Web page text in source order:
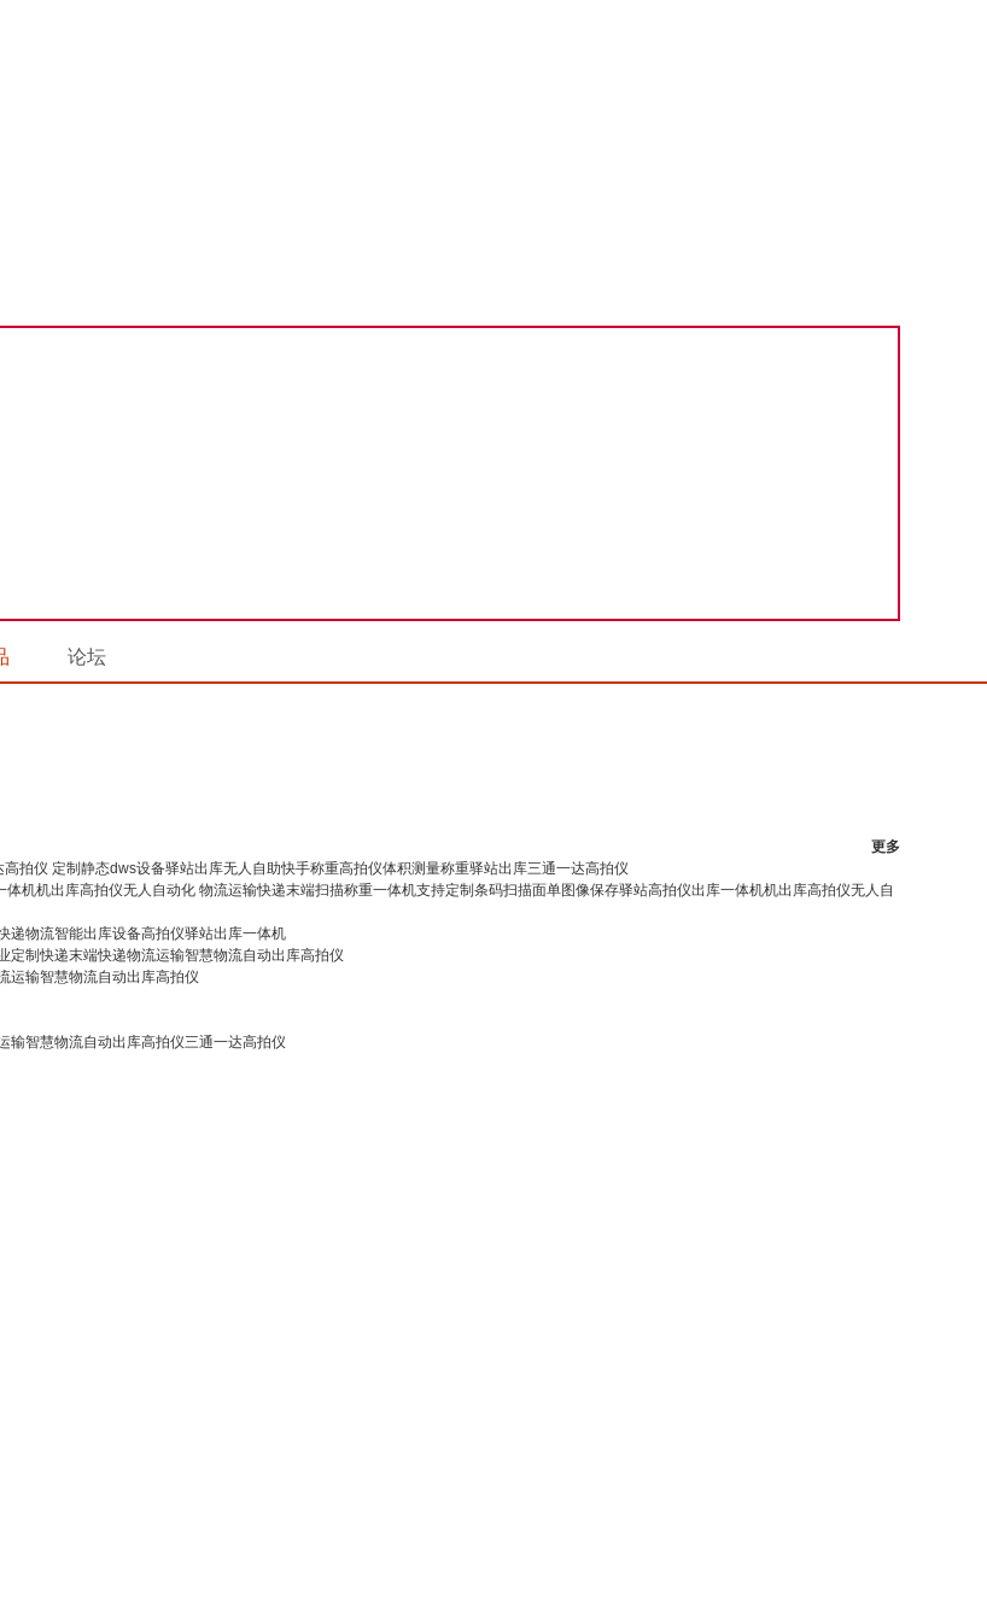
论坛
更多
定制静态dws设备驿站出库无人自助快手称重高拍仪体积测量称重驿站出库三通一达高拍仪
物流运输快递末端扫描称重一体机支持定制条码扫描面单图像保存驿站高拍仪出库一体机机出库高拍仪无人自
递物流智能出库设备高拍仪驿站出库一体机
定制快递末端快递物流运输智慧物流自动出库高拍仪
运输智慧物流自动出库高拍仪
输智慧物流自动出库高拍仪三通一达高拍仪